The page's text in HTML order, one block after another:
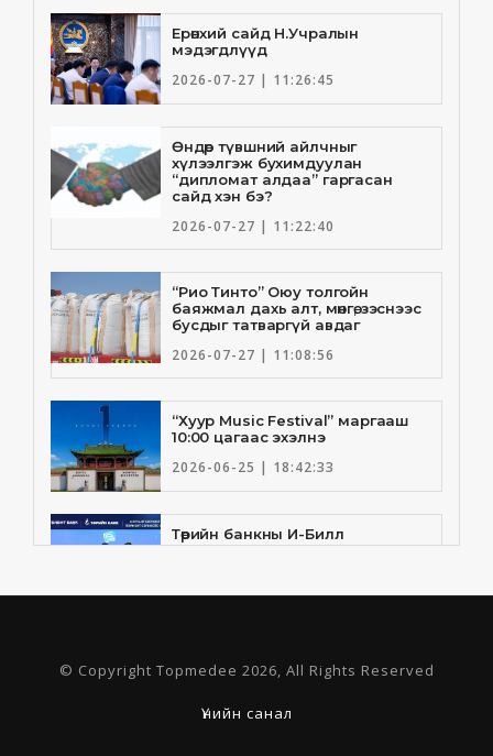
Ерөнхий сайд Н.Учралын
мэдэгдлүүд
2026-07-27 | 11:26:45
Өндөр түвшний айлчныг
хүлээлгэж бухимдуулан
“дипломат алдаа” гаргасан
сайд хэн бэ?
2026-07-27 | 11:22:40
“Рио Тинто” Оюу толгойн
баяжмал дахь алт, мөнгө, зэснээс
бусдыг татваргүй авдаг
2026-07-27 | 11:08:56
“Хуур Music Festival” маргааш
10:00 цагаас эхэлнэ
2026-06-25 | 18:42:33
Төрийн банкны И-Билл
үйлчилгээнд Голомт банк
2026-06-25 | 9:33:55
Төрийн банк, Санхүү Эдийн
Засгийн Их Сургууль хамтын
шинэчлэн байгууллаа
© Copyright Topmedee 2026, All Rights Reserved
Үнийн санал